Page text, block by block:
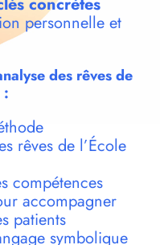
concrètes
personnelle et
des rêves de
:
rêves de l’École
compétences
accompagner
patients
symbolique